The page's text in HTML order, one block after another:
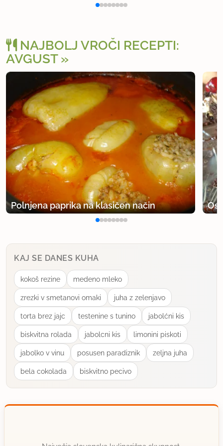
NAJBOLJ VROČI RECEPTI:
AVGUST
Polnjena paprika na klasičen način
KAJ SE DANES KUHA
kokoš rezine medeno mleko
zrezki v smetanovi omaki juha z zelenjavo
torta brez jajc testenine s tunino jabolćni kis
biskvitna rolada jabolcni kis limonini piskoti
jabolko v vinu posusen paradiznik zeljna juha
bela cokolada biskvitno pecivo